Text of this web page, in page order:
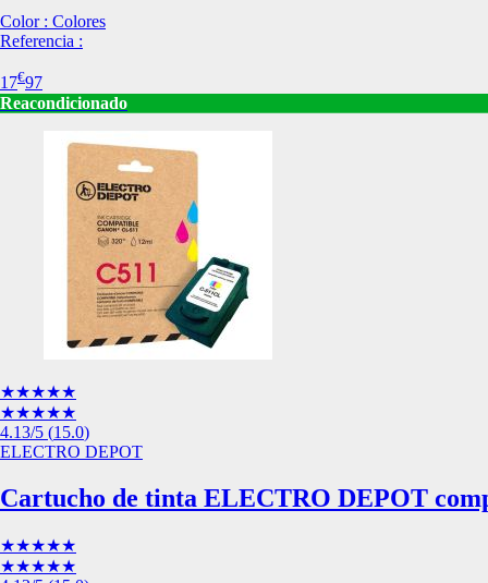
Color : Colores
Referencia :
17€97
Reacondicionado
★★★★★
★★★★★
4.13/5 (15.0)
ELECTRO DEPOT
Cartucho de tinta ELECTRO DEPOT
★★★★★
★★★★★
Información de